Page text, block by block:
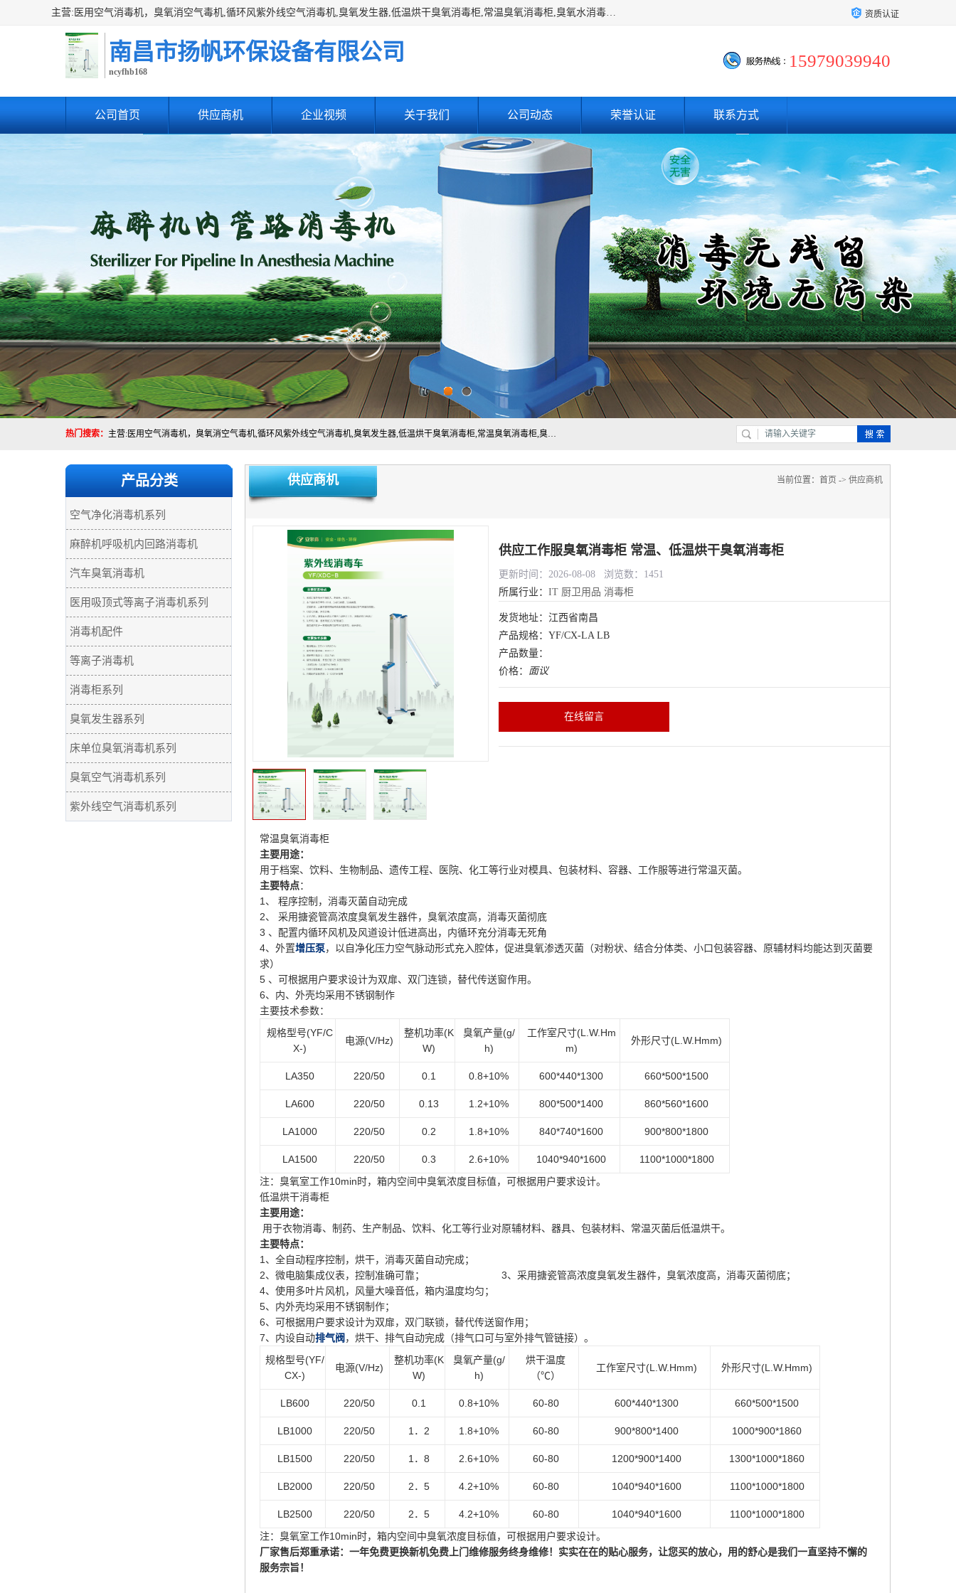
主营:医用空气消毒机，臭氧消空气毒机,循环风紫外线空气消毒机,臭氧发生器,低温烘干臭氧消毒柜,常温臭氧消毒柜,臭氧水消毒机,管道容器臭氧消毒机,内置式臭氧消毒机,外置式臭氧消毒机,床单位臭氧消毒器。医用工作服灭菌柜，医用拖鞋消毒柜,麻醉机内管路消毒机，呼吸机回路消毒机 资质认证
南昌市扬帆环保设备有限公司
ncyfhb168
15979039940
公司首页 供应商机 企业视频 关于我们 公司动态 荣誉认证 联系方式
热门搜索： 主营:医用空气消毒机，臭氧消空气毒机,循环风紫外线空气消毒机,臭氧发生器,低温烘干臭氧消毒柜,常温臭氧消毒柜,臭氧水消毒机,管道容器臭氧消毒机,内置式臭氧消毒机,外置式臭氧消毒机,床单位臭氧消毒器。医用工作服灭菌柜，医用拖鞋消毒柜,麻醉机内管路消毒机，呼吸机回路消毒机
产品分类
空气净化消毒机系列
麻醉机呼吸机内回路消毒机
汽车臭氧消毒机
医用吸顶式等离子消毒机系列
消毒机配件
等离子消毒机
消毒柜系列
臭氧发生器系列
床单位臭氧消毒机系列
臭氧空气消毒机系列
紫外线空气消毒机系列
供应商机 当前位置： 首页 -> 供应商机
供应工作服臭氧消毒柜 常温、低温烘干臭氧消毒柜
更新时间：2026-08-08 浏览数：1451
所属行业： IT 厨卫用品 消毒柜
发货地址：江西省南昌
产品规格：YF/CX-LA LB
产品数量：
价格： 面议
在线留言
常温臭氧消毒柜
主要用途：
用于档案、饮料、生物制品、遗传工程、医院、化工等行业对模具、包装材料、容器、工作服等进行常温灭菌。
主要特点：
1、 程序控制，消毒灭菌自动完成
2、 采用搪瓷管高浓度臭氧发生器件，臭氧浓度高，消毒灭菌彻底
3 、配置内循环风机及风道设计低进高出，内循环充分消毒无死角
4、外置增压泵，以自净化压力空气脉动形式充入腔体，促进臭氧渗透灭菌（对粉状、结合分体类、小口包装容器、原辅材料均能达到灭菌要
求）
5 、可根据用户要求设计为双扉、双门连锁，替代传送窗作用。
6、内、外壳均采用不锈钢制作
主要技术参数：
规格型号(YF/C
X-)
电源(V/Hz)
整机功率(K
W)
臭氧产量(g/
h)
工作室尺寸(L.W.Hm
m)
外形尺寸(L.W.Hmm)
LA350 220/50 0.1 0.8+10% 600*440*1300 660*500*1500
LA600 220/50 0.13 1.2+10% 800*500*1400 860*560*1600
LA1000 220/50 0.2 1.8+10% 840*740*1600 900*800*1800
LA1500 220/50 0.3 2.6+10% 1040*940*1600
1100*1000*1800
注：臭氧室工作10min时，箱内空间中臭氧浓度目标值，可根据用户要求设计。
低温烘干消毒柜
主要用途：
用于衣物消毒、制药、生产制品、饮料、化工等行业对原辅材料、器具、包装材料、常温灭菌后低温烘干。
主要特点：
1、全自动程序控制，烘干，消毒灭菌自动完成；
2、微电脑集成仪表，控制准确可靠；
3、采用搪瓷管高浓度臭氧发生器件，臭氧浓度高，消毒灭菌彻底；
4、使用多叶片风机，风量大噪音低，箱内温度均匀；
5、内外壳均采用不锈钢制作；
6、可根据用户要求设计为双扉，双门联锁，替代传送窗作用；
7、内设自动排气阀 ，烘干、排气自动完成（排气口可与室外排气管链接）。
规格型号(YF/
CX-)
电源(V/Hz)
整机功率(K
W)
臭氧产量(g/
h)
烘干温度
（℃）
工作室尺寸(L.W.Hmm) 外形尺寸(L.W.Hmm)
LB600 220/50 0.1 0.8+10% 60-80 600*440*1300 660*500*1500
LB1000 220/50 1． 2 1.8+10% 60-80 900*800*1400 1000*900*1860
LB1500 220/50 1． 8 2.6+10% 60-80 1200*900*1400 1300*1000*1860
LB2000 220/50 2． 5 4.2+10% 60-80 1040*940*1600 1100*1000*1800
LB2500 220/50 2． 5 4.2+10% 60-80 1040*940*1600
1100*1000*1800
注：臭氧室工作10min时，箱内空间中臭氧浓度目标值，可根据用户要求设计。
厂家售后郑重承诺：一年免费更换新机免费上门维修服务终身维修！实实在在的贴心服务，让您买的放心，用的舒心是我们一直坚持不懈的
服务宗旨！